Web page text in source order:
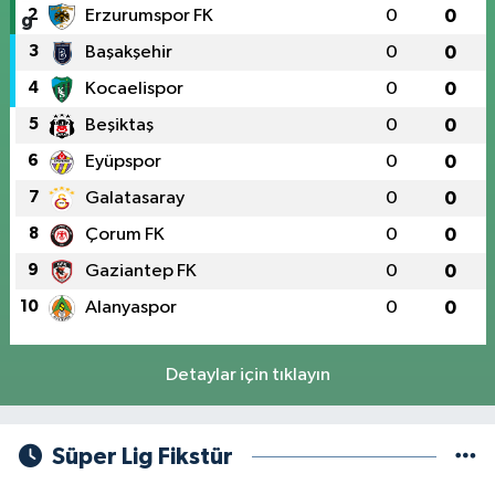
2 Erzurumspor FK 0 0
3 Başakşehir 0 0
4 Kocaelispor 0 0
5 Beşiktaş 0 0
6 Eyüpspor 0 0
7 Galatasaray 0 0
8 Çorum FK 0 0
9 Gaziantep FK 0 0
10 Alanyaspor 0 0
Detaylar için tıklayın
Süper Lig Fikstür